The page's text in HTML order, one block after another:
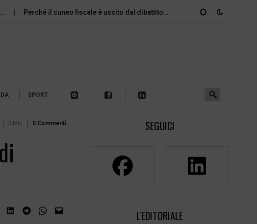
Perché il cuneo fiscale è uscito dal dibattito… Si parte, ecco quanti
SPORT
3 Min 0 Commenti SEGUICI
L'EDITORIALE